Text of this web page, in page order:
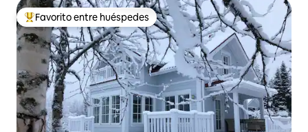
Favorito entre huéspedes preferido
Favorito entre huéspedes